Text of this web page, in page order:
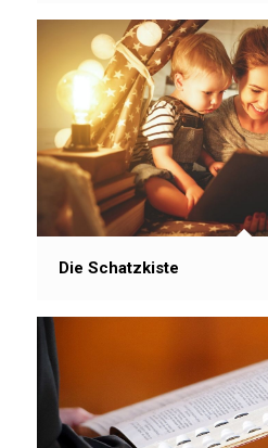
Die Schatzkiste